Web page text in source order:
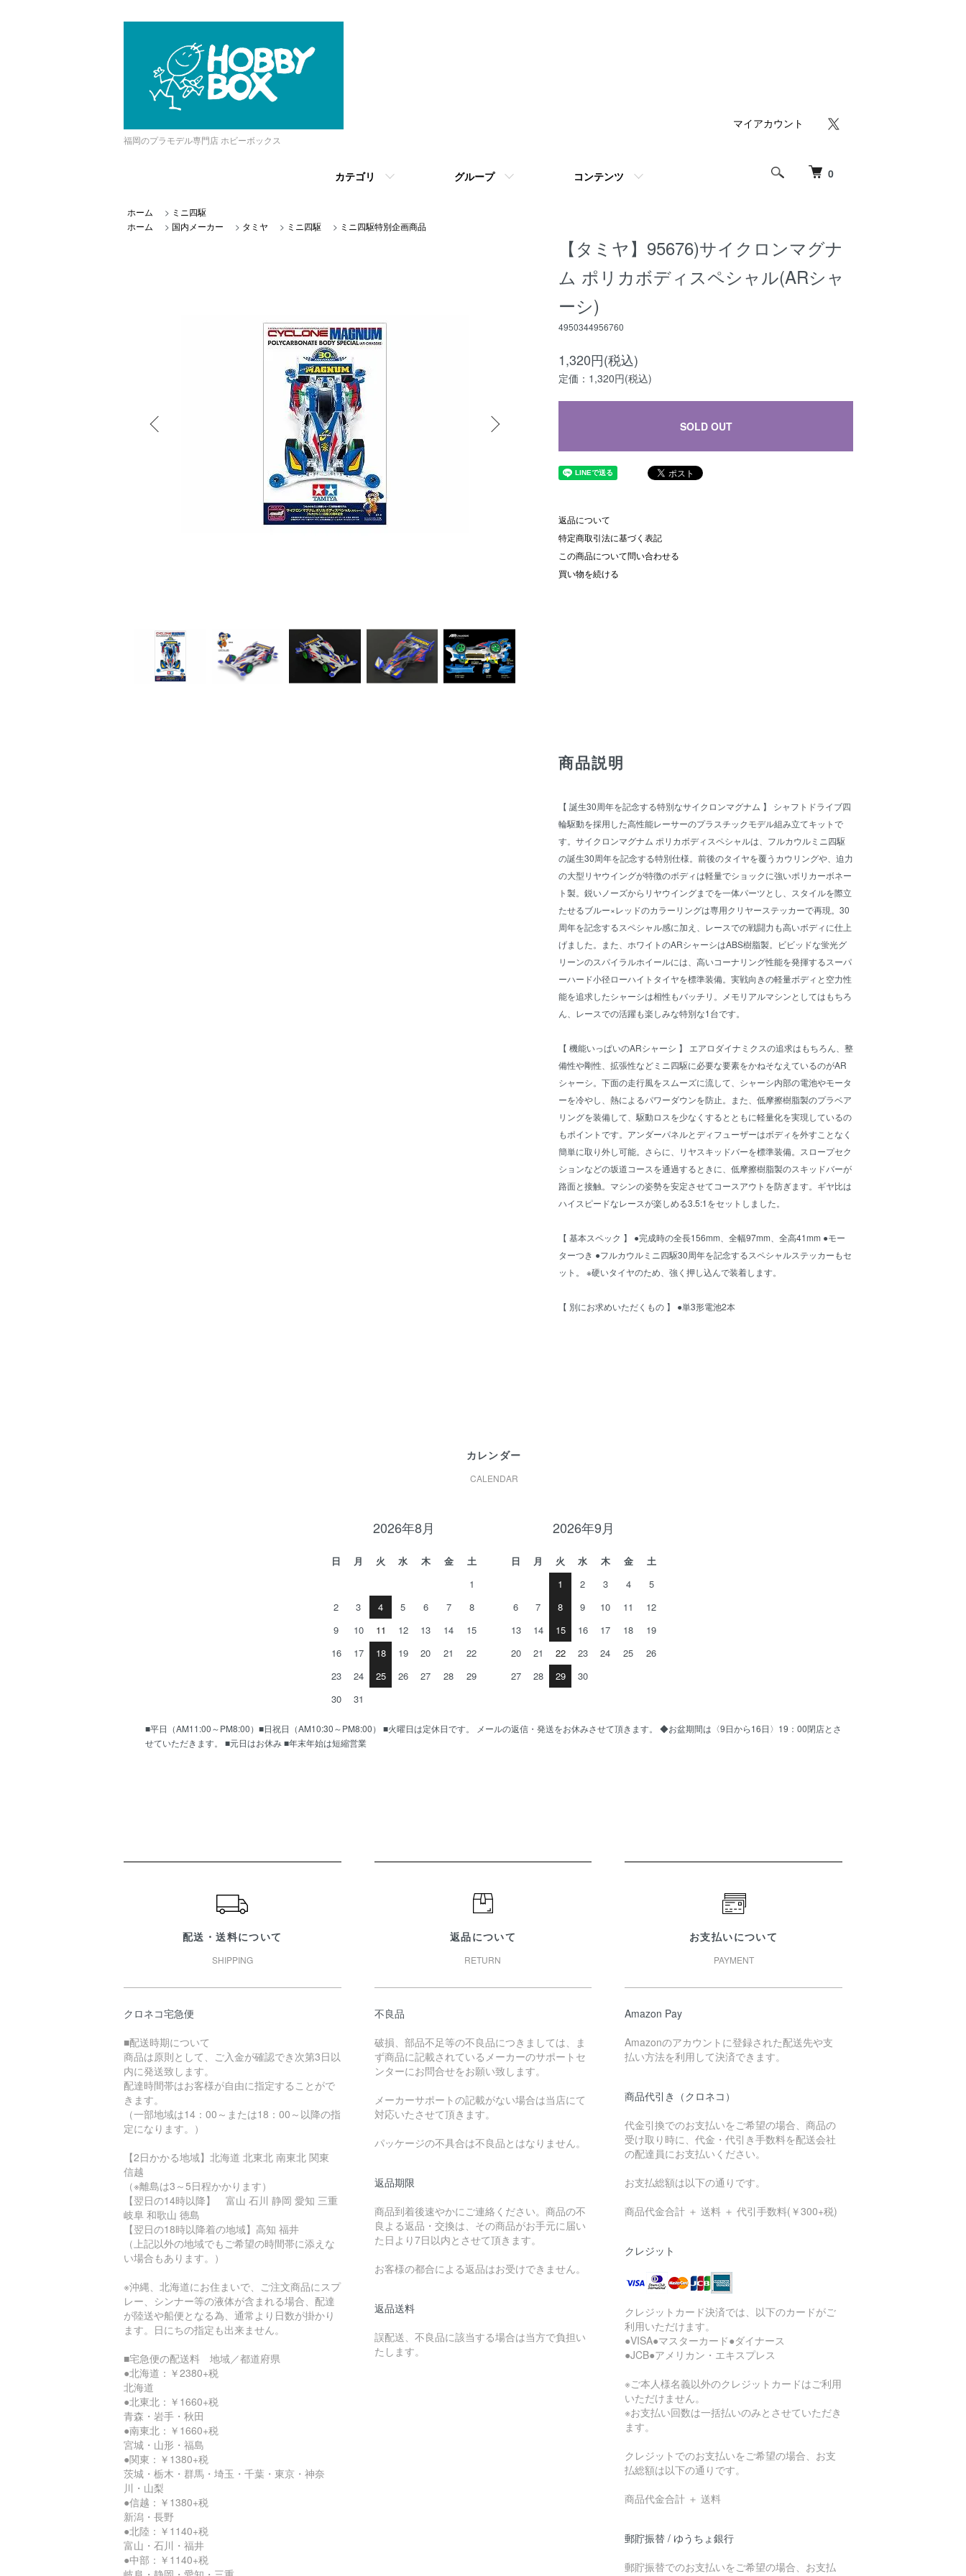
福岡のプラモデル専門店 ホビーボックス
0
カテゴリ グループ コンテンツ
マイアカウント
ホーム > ミニ四駆
ホーム
> 国内メーカー > タミヤ > ミニ四駆 > ミニ四駆特別企画商品
【タミヤ】95676)サイクロンマグナ
ム ポリカボディスペシャル(ARシャ
ーシ)
4950344956760
1,320円(税込)
定価：1,320円(税込)
SOLD OUT
返品について
特定商取引法に基づく表記
この商品について問い合わせる
買い物を続ける
商品説明
【 誕生30周年を記念する特別なサイクロンマグナム 】 シャフトドライブ四
輪駆動を採用した高性能レーサーのプラスチックモデル組み立てキットで
す。サイクロンマグナム ポリカボディスペシャルは、フルカウルミニ四駆
の誕生30周年を記念する特別仕様。前後のタイヤを覆うカウリングや、迫力
の大型リヤウイングが特徴のボディは軽量でショックに強いポリカーボネー
ト製。鋭いノーズからリヤウイングまでを一体パーツとし、スタイルを際立
たせるブルー×レッドのカラーリングは専用クリヤーステッカーで再現。30
周年を記念するスペシャル感に加え、レースでの戦闘力も高いボディに仕上
げました。また、ホワイトのARシャーシはABS樹脂製。ビビッドな蛍光グ
リーンのスパイラルホイールには、高いコーナリング性能を発揮するスーパ
ーハード小径ローハイトタイヤを標準装備。実戦向きの軽量ボディと空力性
能を追求したシャーシは相性もバッチリ。メモリアルマシンとしてはもちろ
ん、レースでの活躍も楽しみな特別な1台です。
【 機能いっぱいのARシャーシ 】 エアロダイナミクスの追求はもちろん、整
備性や剛性、拡張性などミニ四駆に必要な要素をかねそなえているのがAR
シャーシ。下面の走行風をスムーズに流して、シャーシ内部の電池やモータ
ーを冷やし、熱によるパワーダウンを防止。また、低摩擦樹脂製のプラベア
リングを装備して、駆動ロスを少なくするとともに軽量化を実現しているの
もポイントです。アンダーパネルとディフューザーはボディを外すことなく
簡単に取り外し可能。さらに、リヤスキッドバーを標準装備。スロープセク
ションなどの坂道コースを通過するときに、低摩擦樹脂製のスキッドバーが
路面と接触。マシンの姿勢を安定させてコースアウトを防ぎます。ギヤ比は
ハイスピードなレースが楽しめる3.5:1をセットしました。
【 基本スペック 】 ●完成時の全長156mm、全幅97mm、全高41mm ●モー
ターつき ●フルカウルミニ四駆30周年を記念するスペシャルステッカーもセ
ット。 ※硬いタイヤのため、強く押し込んで装着します。
【 別にお求めいただくもの 】 ●単3形電池2本
カレンダー
CALENDAR
2026年8月
日 月 火 水 木 金
土
1
2
3 4 5 6 7
8
9
10 11 12 13 14
15
16
17 18 19 20 21
22
23
24 25 26 27 28
29
30
31
2026年9月
日 月 火 水 木 金
土
1
2 3 4
5
6
7 8 9 10 11
12
13
14 15 16 17 18
19
20
21 22 23 24 25
26
27
28 29 30
■平日（AM11:00～PM8:00）■日祝日（AM10:30～PM8:00） ■火曜日は定休日です。 メールの返信・発送をお休みさせて頂きます。 ◆お盆期間は〈9日から16日〉19：00閉店とさ
せていただきます。 ■元日はお休み ■年末年始は短縮営業
配送・送料について
SHIPPING
クロネコ宅急便
■配送時期について
商品は原則として、ご入金が確認でき次第3日以
内に発送致します。
配達時間帯はお客様が自由に指定することがで
きます。
（一部地域は14：00～または18：00～以降の指
定になります。）
【2日かかる地域】北海道 北東北 南東北 関東
信越
（※離島は3～5日程かかります）
【翌日の14時以降】 富山 石川 静岡 愛知 三重
岐阜 和歌山 徳島
【翌日の18時以降着の地域】高知 福井
（上記以外の地域でもご希望の時間帯に添えな
い場合もあります。）
※沖縄、北海道にお住まいで、ご注文商品にスプ
レー、シンナー等の液体が含まれる場合、配達
が陸送や船便となる為、通常より日数が掛かり
ます。日にちの指定も出来ません。
■宅急便の配送料 地域／都道府県
●北海道：￥2380+税
北海道
●北東北：￥1660+税
青森・岩手・秋田
●南東北：￥1660+税
宮城・山形・福島
●関東：￥1380+税
茨城・栃木・群馬・埼玉・千葉・東京・神奈
川・山梨
●信越：￥1380+税
新潟・長野
●北陸：￥1140+税
富山・石川・福井
●中部：￥1140+税
返品について
RETURN
不良品
破損、部品不足等の不良品につきましては、ま
ず商品に記載されているメーカーのサポートセ
ンターにお問合せをお願い致します。
メーカーサポートの記載がない場合は当店にて
対応いたさせて頂きます。
パッケージの不具合は不良品とはなりません。
返品期限
商品到着後速やかにご連絡ください。商品の不
良よる返品・交換は、その商品がお手元に届い
た日より7日以内とさせて頂きます。
お客様の都合による返品はお受けできません。
返品送料
誤配送、不良品に該当する場合は当方で負担い
たします。
お支払いについて
PAYMENT
Amazon Pay
Amazonのアカウントに登録された配送先や支
払い方法を利用して決済できます。
商品代引き（クロネコ）
代金引換でのお支払いをご希望の場合、商品の
受け取り時に、代金・代引き手数料を配送会社
の配達員にお支払いください。
お支払総額は以下の通りです。
商品代金合計 ＋ 送料 ＋ 代引手数料(￥300+税)
クレジット
クレジットカード決済では、以下のカードがご
利用いただけます。
●VISA●マスターカード●ダイナース
●JCB●アメリカン・エキスプレス
※ご本人様名義以外のクレジットカードはご利用
いただけません。
※お支払い回数は一括払いのみとさせていただき
ます。
クレジットでのお支払いをご希望の場合、お支
払総額は以下の通りです。
商品代金合計 ＋ 送料
郵貯振替 / ゆうちょ銀行
郵貯振替でのお支払いをご希望の場合、お支払